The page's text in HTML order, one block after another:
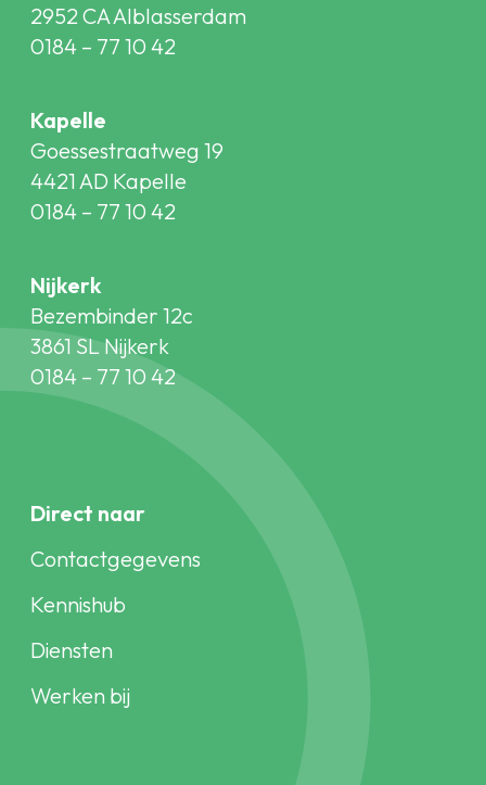
2952 CA Alblasserdam
0184 – 77 10 42
Kapelle
Goessestraatweg 19
4421 AD Kapelle
0184 – 77 10 42
Nijkerk
Bezembinder 12c
3861 SL Nijkerk
0184 – 77 10 42
Direct naar
Contactgegevens
Kennishub
Diensten
Werken bij